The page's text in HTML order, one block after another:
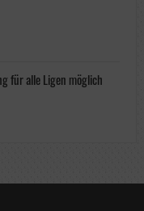
für alle Ligen möglich